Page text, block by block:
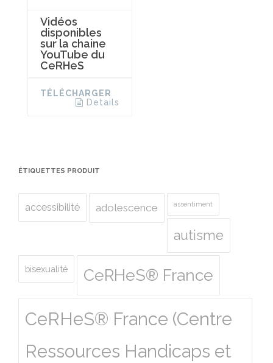
Vidéos
disponibles
sur la chaine
YouTube du
CeRHeS
TÉLÉCHARGER
Details
ÉTIQUETTES PRODUIT
accessibilité adolescence assentiment
autisme
bisexualité CeRHeS® France
CeRHeS® France (Centre
Ressources Handicaps et